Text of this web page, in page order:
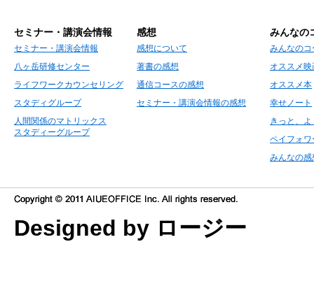
セミナー・講演会情報
セミナー・講演会情報
八ヶ岳研修センター
ライフワークカウンセリング
スタディグループ
人間関係のマトリックス
スタディーグループ
感想
感想について
著書の感想
通信コースの感想
セミナー・講演会情報の感想
みんなの
みんなの
オススメ映
オススメ本
幸せノート
きっと、
ペイフォワ
みんなの感
Designed by ロージー